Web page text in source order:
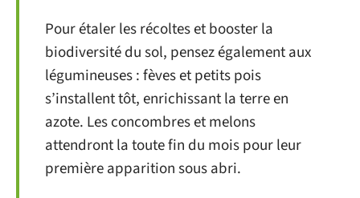
Pour étaler les récoltes et booster la
biodiversité du sol, pensez également aux
légumineuses : fèves et petits pois
s’installent tôt, enrichissant la terre en
azote. Les concombres et melons
attendront la toute fin du mois pour leur
première apparition sous abri.